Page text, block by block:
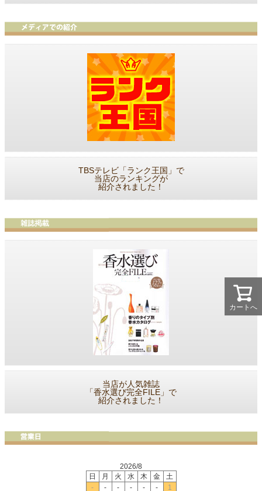
カートへ
TBSテレビ「ランク王国」で
当店のランキングが
紹介されました！
当店が人気雑誌
「香水選び完全FILE」で
紹介されました！
2026/8
日
月 火 水 木 金
土
-
- - - - - 1